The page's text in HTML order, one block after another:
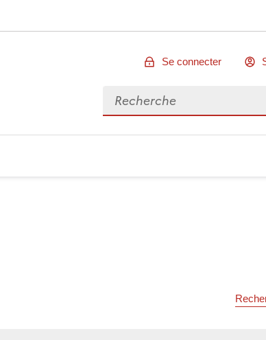
Se connecter
Rechercher des données